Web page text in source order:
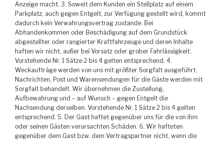
Anzeige macht. 3. Soweit dem Kunden ein Stellplatz auf einem
Parkplatz, auch gegen Entgelt, zur Verfügung gestellt wird, kommt
dadurch kein Verwahrungsvertrag zustande. Bei
Abhandenkommen oder Beschädigung auf dem Grundstück
abgestellter oder rangierter Kraftfahrzeuge und deren Inhalte
haften wir nicht, außer bei Vorsatz oder grober Fahrlässigkeit.
Vorstehende Nr. 1 Sätze 2 bis 4 gelten entsprechend. 4.
Weckaufträge werden von uns mit größter Sorgfalt ausgeführt.
Nachrichten, Post und Warensendungen für die Gäste werden mit
Sorgfalt behandelt. Wir übernehmen die Zustellung,
Aufbewahrung und – auf Wunsch – gegen Entgelt die
Nachsendung derselben. Vorstehende Nr. 1 Sätze 2 bis 4 gelten
entsprechend. 5. Der Gast haftet gegenüber uns für die von ihm
oder seinen Gästen verursachten Schäden. 6. Wir hafteten
gegenüber dem Gast bzw. dem Vertragspartner nicht, wenn die